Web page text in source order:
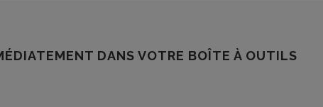
DANS VOTRE BOÎTE À OUTILS